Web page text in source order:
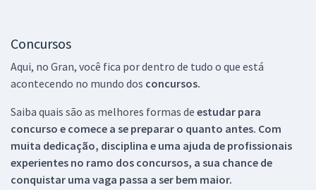
Concursos
Aqui, no Gran, você fica por dentro de tudo o que está
acontecendo no mundo dos concursos.
Saiba quais são as melhores formas de estudar para
concurso e comece a se preparar o quanto antes. Com
muita dedicação, disciplina e uma ajuda de profissionais
experientes no ramo dos concursos, a sua chance de
conquistar uma vaga passa a ser bem maior.